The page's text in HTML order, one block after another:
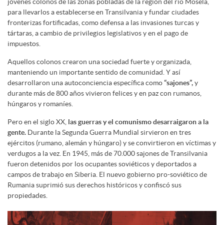
para llevarlos a establecerse en Transilvania y fundar ciudades
fronterizas fortificadas, como defensa a las invasiones turcas y
tártaras, a cambio de privilegios legislativos y en el pago de
impuestos.
Aquellos colonos crearon una sociedad fuerte y organizada,
manteniendo un importante sentido de comunidad. Y así
desarrollaron una autoconciencia específica como“sajones”,y
durante más de 800 años vivieron felices y en paz con rumanos,
húngaros y romaníes.
Pero en el siglo XX, las guerras y el comunismo desarraigaron a la
gente. Durante la Segunda Guerra Mundial sirvieron en tres
ejércitos (rumano, alemán y húngaro) y se convirtieron en víctimas y
verdugos a la vez. En 1945, más de 70.000 sajones de Transilvania
fueron detenidos por los ocupantes soviéticos y deportados a
campos de trabajo en Siberia. El nuevo gobierno pro-soviético de
Rumania suprimió sus derechos históricos y confiscó sus
propiedades.